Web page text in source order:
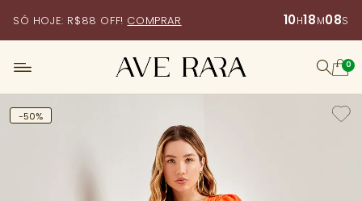
10H18M07S
SÓ HOJE: R$88 OFF! COMPRAR
0
-50%